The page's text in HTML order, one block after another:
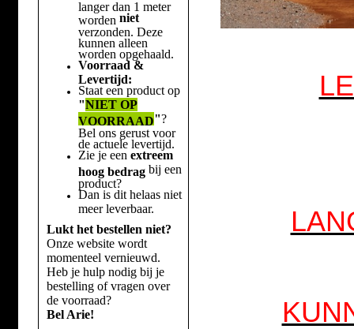
langer dan 1 meter
worden niet
verzonden. Deze
kunnen alleen
worden opgehaald.
Voorraad &
Levertijd:
Staat een product op
"NIET OP
VOORRAAD"?
Bel ons gerust voor
de actuele levertijd.
Zie je een extreem
hoog bedragbij een
product?
Dan is dit helaas niet
meer leverbaar.
Lukt het bestellen niet?
Onze website wordt
momenteel vernieuwd.
Heb je hulp nodig bij je
bestelling of vragen over
de voorraad?
Bel Arie!